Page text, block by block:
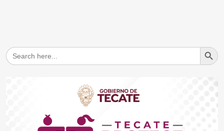
Search
for:
Search